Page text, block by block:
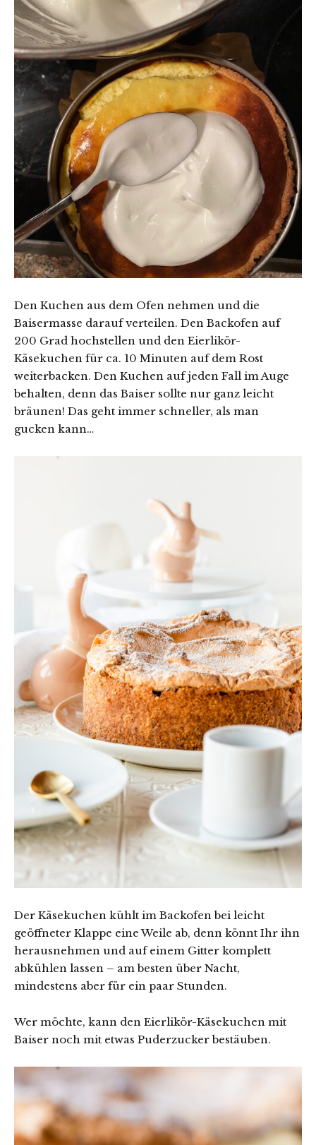
Den Kuchen aus dem Ofen nehmen und die
Baisermasse darauf verteilen. Den Backofen auf
200 Grad hochstellen und den Eierlikör-
Käsekuchen für ca. 10 Minuten auf dem Rost
weiterbacken. Den Kuchen auf jeden Fall im Auge
behalten, denn das Baiser sollte nur ganz leicht
bräunen! Das geht immer schneller, als man
gucken kann…
Der Käsekuchen kühlt im Backofen bei leicht
geöffneter Klappe eine Weile ab, denn könnt Ihr ihn
herausnehmen und auf einem Gitter komplett
abkühlen lassen – am besten über Nacht,
mindestens aber für ein paar Stunden.
Wer möchte, kann den Eierlikör-Käsekuchen mit
Baiser noch mit etwas Puderzucker bestäuben.